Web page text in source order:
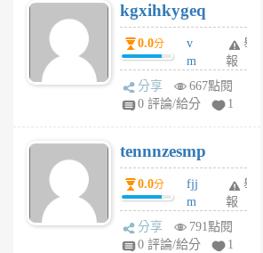
6
個
月
前
kgxihkygeq
0.0分
v
m
sg
sr
6
個
月
前
舉
報
分享
667點閱
0 評論/給分
1
tennnzesmp
0.0分
fjj
m
w
rs
舉
報
分享
791點閱
0 評論/給分
1